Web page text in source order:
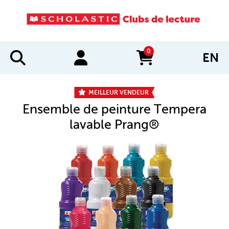
0
items in cart EN
MEILLEUR VENDEUR
Ensemble de peinture Tempera
lavable Prang®